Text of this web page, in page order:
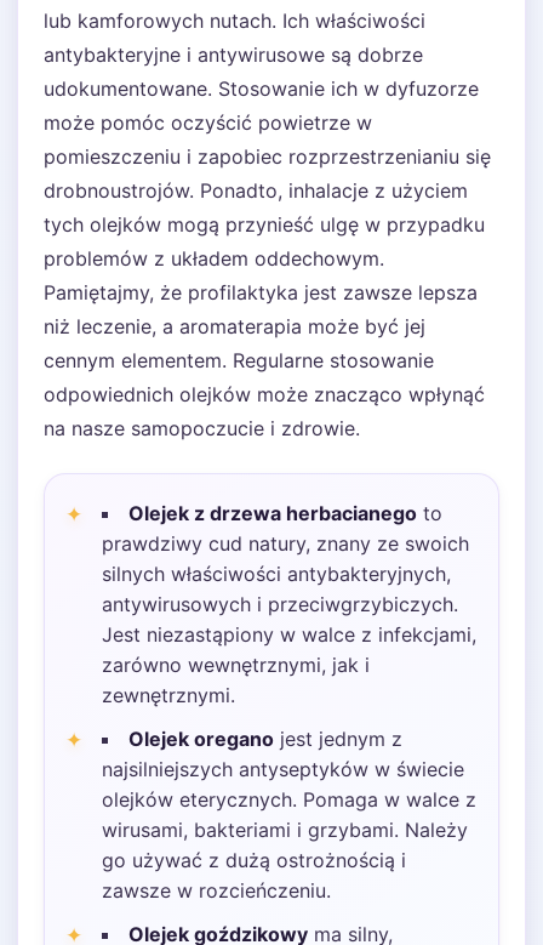
lub kamforowych nutach. Ich właściwości
antybakteryjne i antywirusowe są dobrze
udokumentowane. Stosowanie ich w dyfuzorze
może pomóc oczyścić powietrze w
pomieszczeniu i zapobiec rozprzestrzenianiu się
drobnoustrojów. Ponadto, inhalacje z użyciem
tych olejków mogą przynieść ulgę w przypadku
problemów z układem oddechowym.
Pamiętajmy, że profilaktyka jest zawsze lepsza
niż leczenie, a aromaterapia może być jej
cennym elementem. Regularne stosowanie
odpowiednich olejków może znacząco wpłynąć
na nasze samopoczucie i zdrowie.
Olejek z drzewa herbacianego to
prawdziwy cud natury, znany ze swoich
silnych właściwości antybakteryjnych,
antywirusowych i przeciwgrzybiczych.
Jest niezastąpiony w walce z infekcjami,
zarówno wewnętrznymi, jak i
zewnętrznymi.
Olejek oregano jest jednym z
najsilniejszych antyseptyków w świecie
olejków eterycznych. Pomaga w walce z
wirusami, bakteriami i grzybami. Należy
go używać z dużą ostrożnością i
zawsze w rozcieńczeniu.
Olejek goździkowy ma silny,